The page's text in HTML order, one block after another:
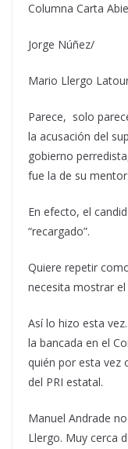
Columna Carta
Jorge Núñez/
Mario Llergo
Parece, solo
la acusación del
gobierno
fue la de su
En efecto, el
“recargado”.
Quiere repetir
necesita mostrar el
Así lo hizo esta
la bancada en el
quién por esta vez
del PRI estatal.
Manuel Andrade
Llergo. Muy cerca